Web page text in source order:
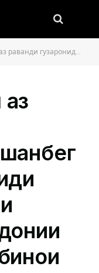
ва ободонии гирду атрофи бинои Дастгоҳи марказии Хадамоти давлатии назорат ва танзим дар соҳаи нақлиёт!